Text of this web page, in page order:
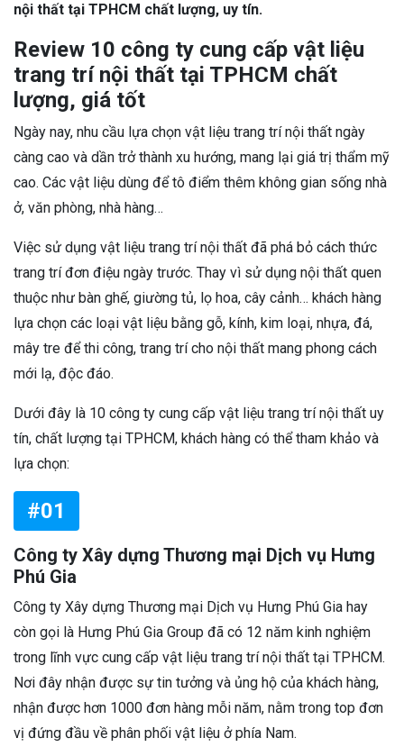
nội thất tại TPHCM chất lượng, uy tín.
Review 10 công ty cung cấp vật liệu
trang trí nội thất tại TPHCM chất
lượng, giá tốt
Ngày nay, nhu cầu lựa chọn vật liệu trang trí nội thất ngày
càng cao và dần trở thành xu hướng, mang lại giá trị thẩm mỹ
cao. Các vật liệu dùng để tô điểm thêm không gian sống nhà
ở, văn phòng, nhà hàng…
Việc sử dụng vật liệu trang trí nội thất đã phá bỏ cách thức
trang trí đơn điệu ngày trước. Thay vì sử dụng nội thất quen
thuộc như bàn ghế, giường tủ, lọ hoa, cây cảnh… khách hàng
lựa chọn các loại vật liệu bằng gỗ, kính, kim loại, nhựa, đá,
mây tre để thi công, trang trí cho nội thất mang phong cách
mới lạ, độc đáo.
Dưới đây là 10 công ty cung cấp vật liệu trang trí nội thất uy
tín, chất lượng tại TPHCM, khách hàng có thể tham khảo và
lựa chọn:
#01
Công ty Xây dựng Thương mại Dịch vụ Hưng
Phú Gia
Công ty Xây dựng Thương mại Dịch vụ Hưng Phú Gia hay
còn gọi là Hưng Phú Gia Group đã có 12 năm kinh nghiệm
trong lĩnh vực cung cấp vật liệu trang trí nội thất tại TPHCM.
Nơi đây nhận được sự tin tưởng và ủng hộ của khách hàng,
nhận được hơn 1000 đơn hàng mỗi năm, nằm trong top đơn
vị đứng đầu về phân phối vật liệu ở phía Nam.